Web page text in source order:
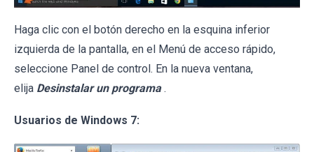
Haga clic con el botón derecho en la esquina inferior
izquierda de la pantalla, en el Menú de acceso rápido,
seleccione Panel de control. En la nueva ventana,
elija Desinstalar un programa .
Usuarios de Windows 7: